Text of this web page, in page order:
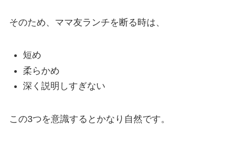
そのため、ママ友ランチを断る時は、
短め
柔らかめ
深く説明しすぎない
この3つを意識するとかなり自然です。